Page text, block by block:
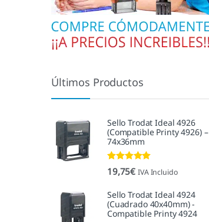
Últimos Productos
Sello Trodat Ideal 4926
(Compatible Printy 4926) –
74x36mm
Valorado con
5.00de 5
19,75€ IVA Incluido
Sello Trodat Ideal 4924
(Cuadrado 40x40mm) -
Compatible Printy 4924